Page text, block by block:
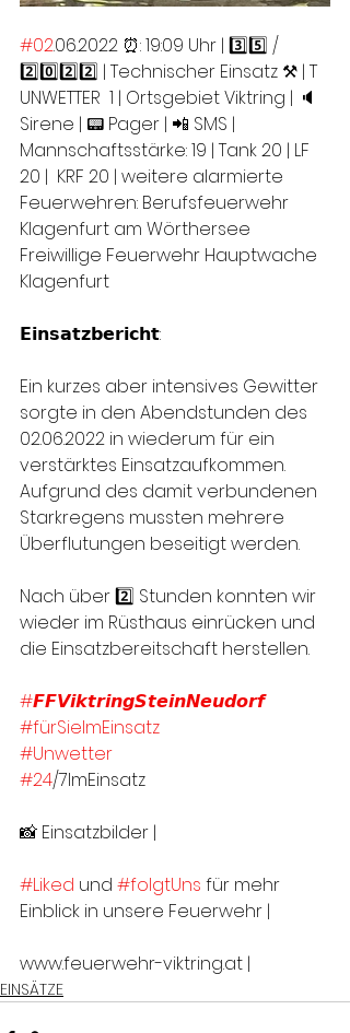
#02.06.2022 ⏰: 19:09 Uhr | 3️⃣5️⃣ /
2️⃣0️⃣2️⃣2️⃣ | Technischer Einsatz ⚒ | T
UNWETTER  1 | Ortsgebiet Viktring | 🔈
Sirene | 📟 Pager | 📲 SMS |
Mannschaftsstärke: 19 | Tank 20 | LF
20 |  KRF 20 | weitere alarmierte
Feuerwehren: Berufsfeuerwehr
Klagenfurt am Wörthersee
Freiwillige Feuerwehr Hauptwache
Klagenfurt
𝗘𝗶𝗻𝘀𝗮𝘁𝘇𝗯𝗲𝗿𝗶𝗰𝗵𝘁:
Ein kurzes aber intensives Gewitter
sorgte in den Abendstunden des
02.06.2022 in wiederum für ein
verstärktes Einsatzaufkommen.
Aufgrund des damit verbundenen
Starkregens mussten mehrere
Überflutungen beseitigt werden.
Nach über 2️⃣ Stunden konnten wir
wieder im Rüsthaus einrücken und
die Einsatzbereitschaft herstellen.
#𝙁𝙁𝙑𝙞𝙠𝙩𝙧𝙞𝙣𝙜𝙎𝙩𝙚𝙞𝙣𝙉𝙚𝙪𝙙𝙤𝙧𝙛
#fürSieImEinsatz
#Unwetter
#24/7ImEinsatz
📸 Einsatzbilder |
#Liked und #folgtUns für mehr
Einblick in unsere Feuerwehr |
www.feuerwehr-viktring.at |
EINSÄTZE